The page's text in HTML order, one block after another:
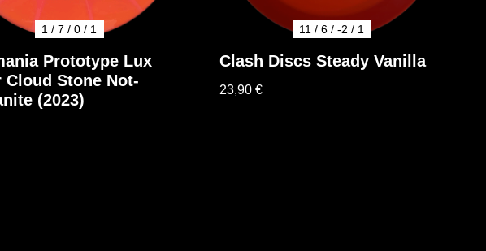
1 / 7 / 0 / 1
Prototype Lux
Cloud Stone Not-
(2023)
11 / 6 / -2 / 1
Clash Discs Steady Vanilla
23,90€